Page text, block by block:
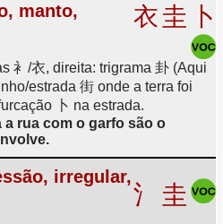
manto,
衣圭 卜
衤/衣, direita: trigrama 卦 (Aqui
estrada 街 onde a terra foi
卜 na estrada.
a rua com o garfo são o
irregular,
氵 圭